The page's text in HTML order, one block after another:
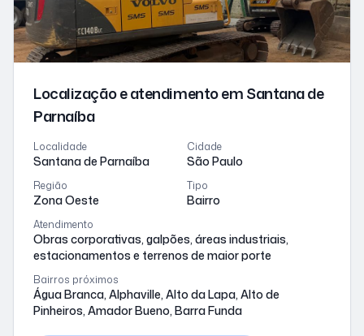
Localização e atendimentoem Santana de
Parnaíba
Localidade
Santana de Parnaíba
Cidade
São Paulo
Região
Zona Oeste
Tipo
Bairro
Atendimento
Obras corporativas, galpões, áreas industriais,
estacionamentos e terrenos de maior porte
Bairros próximos
Água Branca, Alphaville, Alto da Lapa, Alto de
Pinheiros, Amador Bueno, Barra Funda